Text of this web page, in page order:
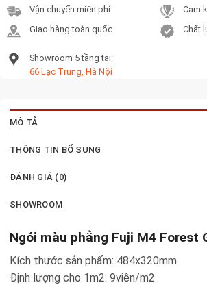
Vận chuyển miễn phí
Giao hàng toàn quốc
Cam
Chất
Showroom 5 tầng tại:
66 Lạc Trung, Hà Nội
MÔ TẢ
THÔNG TIN BỔ SUNG
ĐÁNH GIÁ (0)
SHOWROOM
Ngói màu phẳng Fuji M4 Forest
Kích thước sản phẩm: 484x320mm
Định lượng cho 1m2: 9viên/m2